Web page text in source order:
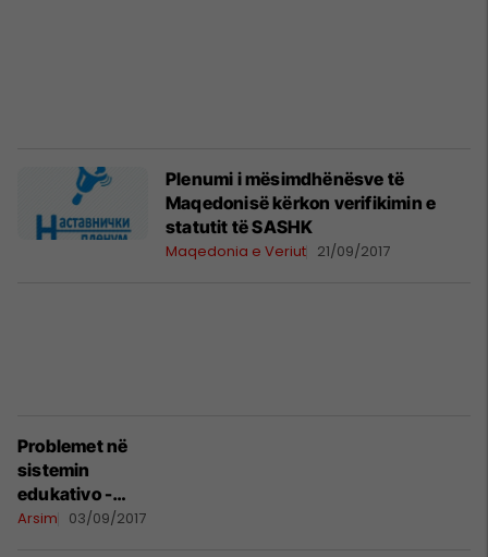
Plenumi i mësimdhënësve të
Maqedonisë kërkon verifikimin e
statutit të SASHK
Maqedonia e Veriut 21/09/2017
Problemet në
sistemin
edukativo -
arsimor të
Arsim 03/09/2017